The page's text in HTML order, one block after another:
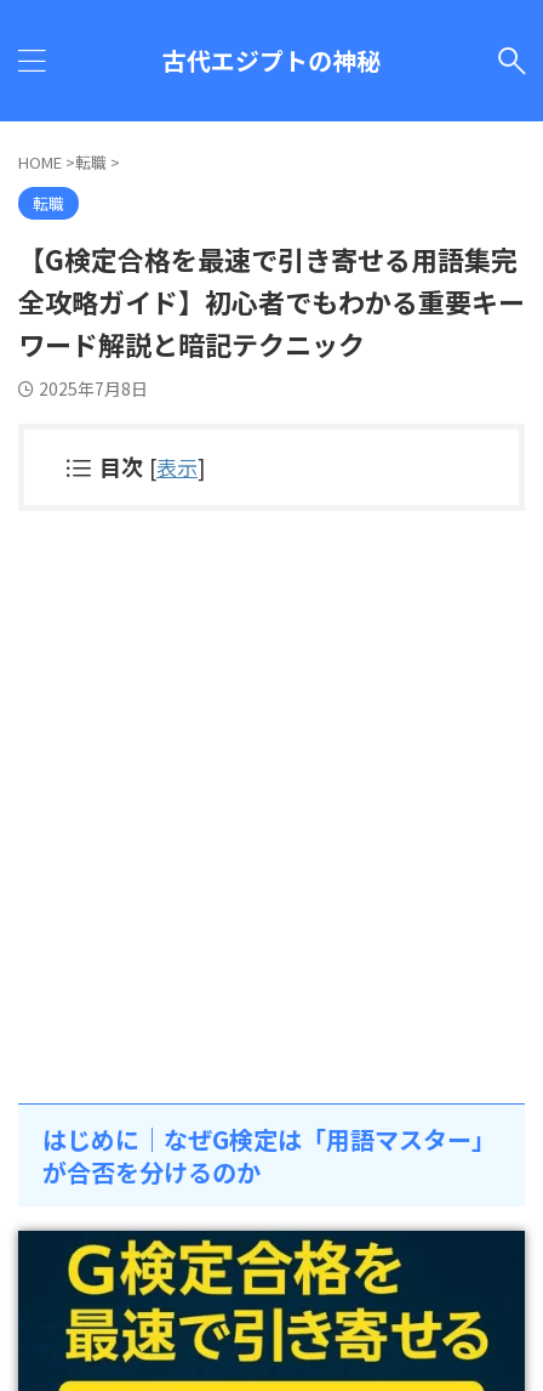
古代エジプトの神秘
HOME >転職 >
転職
【G検定合格を最速で引き寄せる用語集完
全攻略ガイド】初心者でもわかる重要キー
ワード解説と暗記テクニック
2025年7月8日
目次 [表示]
はじめに｜なぜG検定は「用語マスター」
が合否を分けるのか